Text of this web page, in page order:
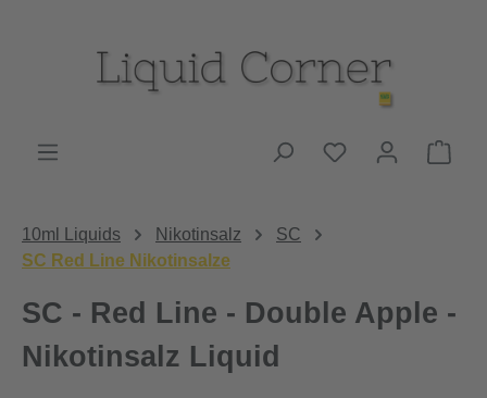
Du hast 0
10ml Liquids Nikotinsalz
SC
SC Red Line Nikotinsalze
SC - Red Line - Double Apple -
Nikotinsalz Liquid